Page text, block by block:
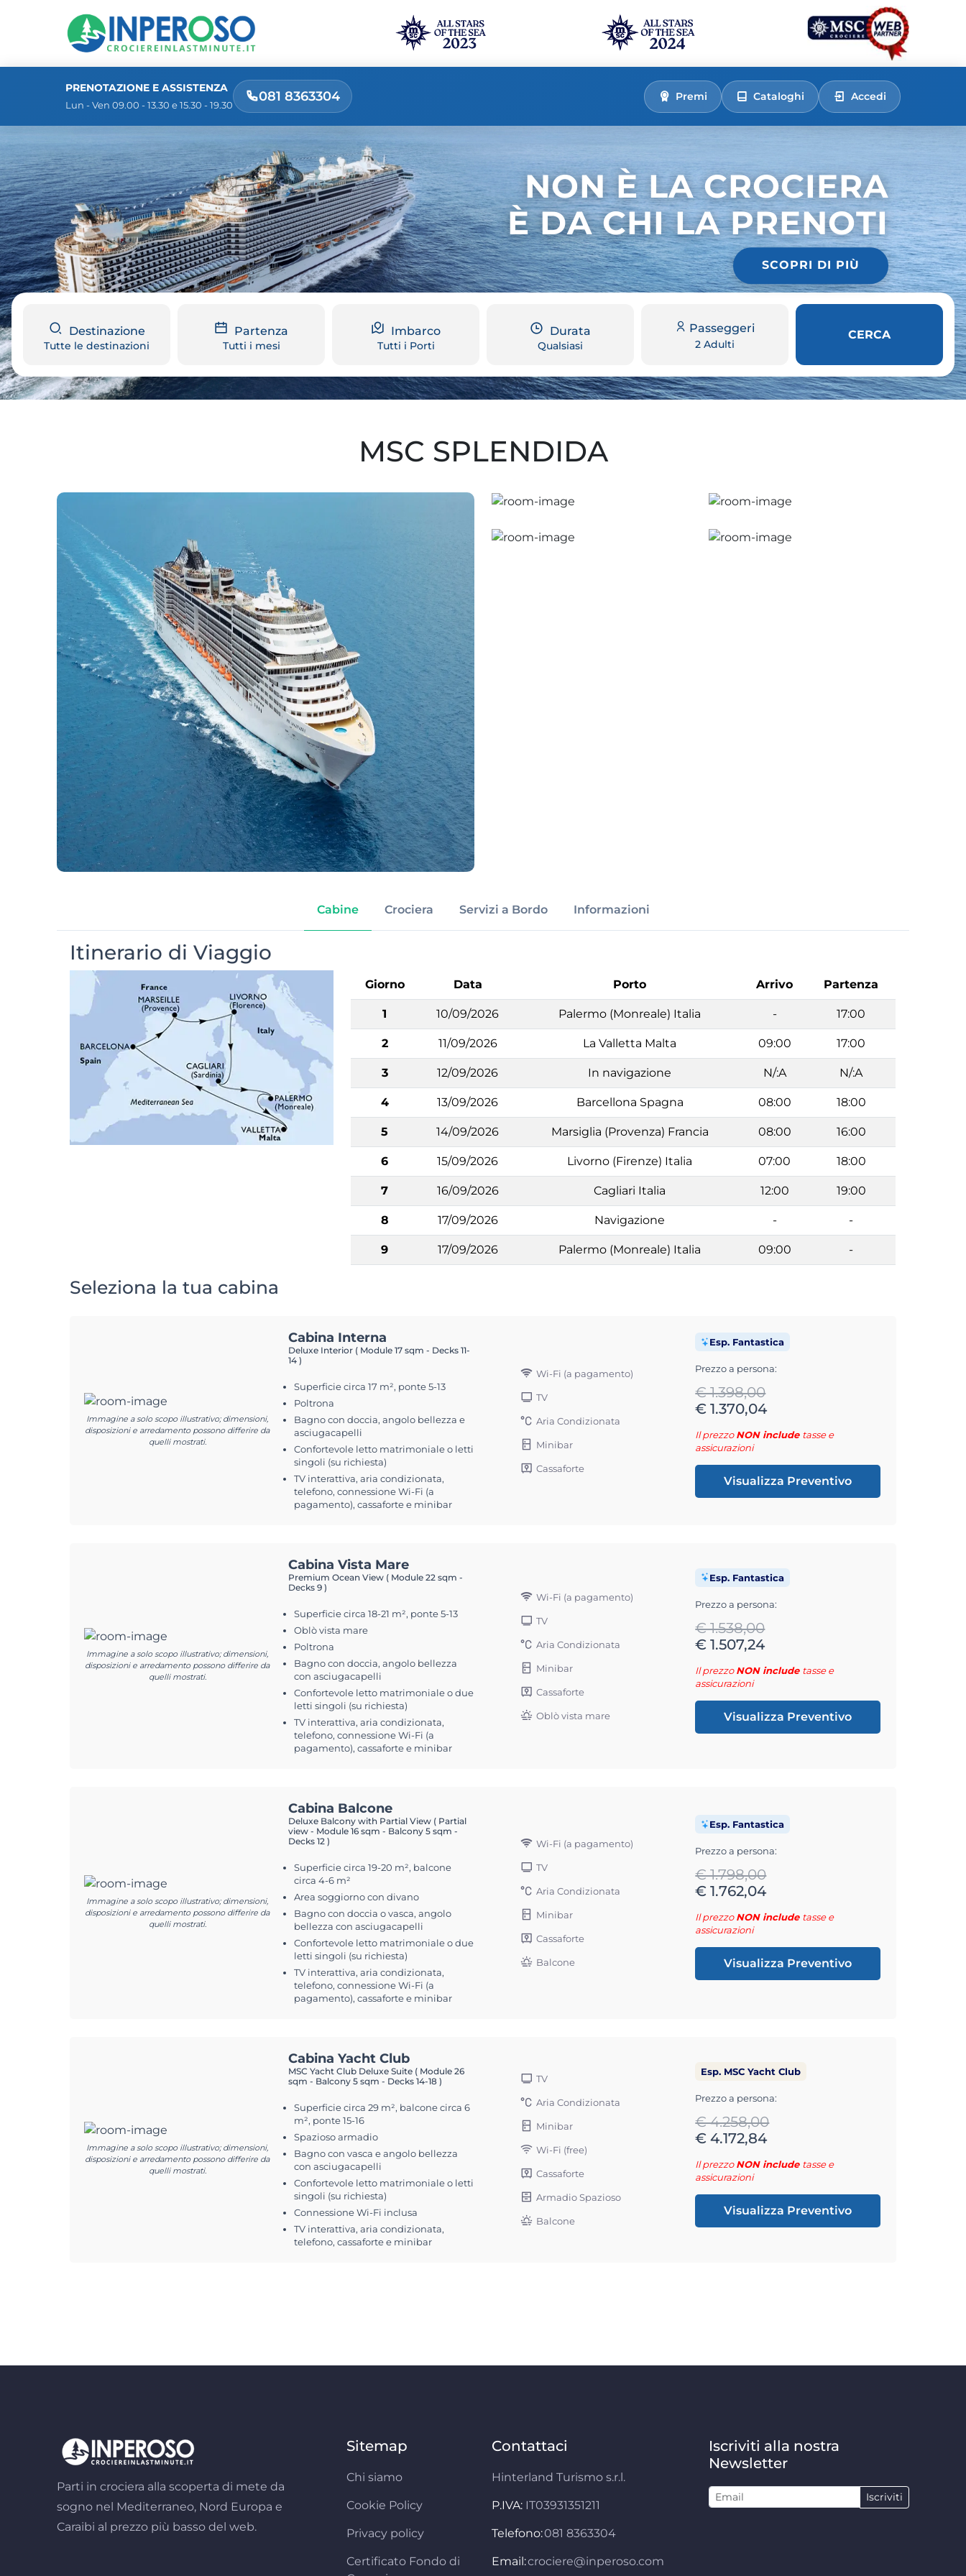
PRENOTAZIONE E ASSISTENZA
Lun - Ven 09.00 - 13.30 e 15.30 - 19.30
081 8363304 Premi Cataloghi Accedi
NON È LA CROCIERA
È DA CHI LA PRENOTI
SCOPRI DI PIÙ
Destinazione
Tutte le destinazioni
Partenza
Tutti i mesi
Imbarco
Tutti i Porti
Durata
Qualsiasi
Passeggeri
2 Adulti
CERCA
MSC SPLENDIDA
Cabine Crociera Servizi a Bordo Informazioni
Itinerario di Viaggio
Giorno Data Porto Arrivo Partenza
1 10/09/2026 Palermo (Monreale) Italia - 17:00
2 11/09/2026 La Valletta Malta 09:00 17:00
3 12/09/2026 In navigazione N/:A N/:A
4 13/09/2026 Barcellona Spagna 08:00 18:00
5 14/09/2026 Marsiglia (Provenza) Francia 08:00 16:00
6 15/09/2026 Livorno (Firenze) Italia 07:00 18:00
7 16/09/2026 Cagliari Italia 12:00 19:00
8 17/09/2026 Navigazione - -
9 17/09/2026 Palermo (Monreale) Italia 09:00 -
Seleziona la tua cabina
Immagine a solo scopo illustrativo; dimensioni,
disposizioni e arredamento possono differire da
quelli mostrati.
Cabina Interna
Deluxe Interior ( Module 17 sqm - Decks 11-
14 )
Superficie circa 17 m², ponte 5-13
Poltrona
Bagno con doccia, angolo bellezza e
asciugacapelli
Confortevole letto matrimoniale o letti
singoli (su richiesta)
TV interattiva, aria condizionata,
telefono, connessione Wi-Fi (a
pagamento), cassaforte e minibar
Wi-Fi (a pagamento)
TV
Aria Condizionata
Minibar
Cassaforte
Esp. Fantastica
Prezzo a persona:
€ 1.398,00
€ 1.370,04
Il prezzoNON include tasse e
assicurazioni
Visualizza Preventivo
Immagine a solo scopo illustrativo; dimensioni,
disposizioni e arredamento possono differire da
quelli mostrati.
Cabina Vista Mare
Premium Ocean View ( Module 22 sqm -
Decks 9 )
Superficie circa 18-21 m², ponte 5-13
Oblò vista mare
Poltrona
Bagno con doccia, angolo bellezza
con asciugacapelli
Confortevole letto matrimoniale o due
letti singoli (su richiesta)
TV interattiva, aria condizionata,
telefono, connessione Wi-Fi (a
pagamento), cassaforte e minibar
Wi-Fi (a pagamento)
TV
Aria Condizionata
Minibar
Cassaforte
Oblò vista mare
Esp. Fantastica
Prezzo a persona:
€ 1.538,00
€ 1.507,24
Il prezzoNON include tasse e
assicurazioni
Visualizza Preventivo
Immagine a solo scopo illustrativo; dimensioni,
disposizioni e arredamento possono differire da
quelli mostrati.
Cabina Balcone
Deluxe Balcony with Partial View ( Partial
view - Module 16 sqm - Balcony 5 sqm -
Decks 12 )
Superficie circa 19-20 m², balcone
circa 4-6 m²
Area soggiorno con divano
Bagno con doccia o vasca, angolo
bellezza con asciugacapelli
Confortevole letto matrimoniale o due
letti singoli (su richiesta)
TV interattiva, aria condizionata,
telefono, connessione Wi-Fi (a
pagamento), cassaforte e minibar
Wi-Fi (a pagamento)
TV
Aria Condizionata
Minibar
Cassaforte
Balcone
Esp. Fantastica
Prezzo a persona:
€ 1.798,00
€ 1.762,04
Il prezzoNON include tasse e
assicurazioni
Visualizza Preventivo
Immagine a solo scopo illustrativo; dimensioni,
disposizioni e arredamento possono differire da
quelli mostrati.
Cabina Yacht Club
MSC Yacht Club Deluxe Suite ( Module 26
sqm - Balcony 5 sqm - Decks 14-18 )
Superficie circa 29 m², balcone circa 6
m², ponte 15-16
Spazioso armadio
Bagno con vasca e angolo bellezza
con asciugacapelli
Confortevole letto matrimoniale o letti
singoli (su richiesta)
Connessione Wi-Fi inclusa
TV interattiva, aria condizionata,
telefono, cassaforte e minibar
TV
Aria Condizionata
Minibar
Wi-Fi (free)
Cassaforte
Armadio Spazioso
Balcone
Esp. MSC Yacht Club
Prezzo a persona:
€ 4.258,00
€ 4.172,84
Il prezzoNON include tasse e
assicurazioni
Visualizza Preventivo
Parti in crociera alla scoperta di mete da
sogno nel Mediterraneo, Nord Europa e
Caraibi al prezzo più basso del web.
Sitemap
Chi siamo
Cookie Policy
Privacy policy
Certificato Fondo di
Contattaci
Hinterland Turismo s.r.l.
P.IVA: IT03931351211
Telefono:081 8363304
Email:crociere@inperoso.com
Iscriviti alla nostra
Newsletter
Iscriviti